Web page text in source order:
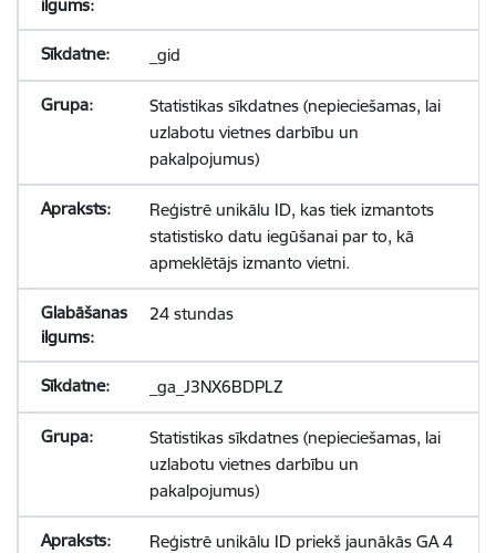
_gid
Statistikas sīkdatnes (nepieciešamas, lai
uzlabotu vietnes darbību un
pakalpojumus)
Reģistrē unikālu ID, kas tiek izmantots
statistisko datu iegūšanai par to, kā
apmeklētājs izmanto vietni.
24 stundas
_ga_J3NX6BDPLZ
Statistikas sīkdatnes (nepieciešamas, lai
uzlabotu vietnes darbību un
pakalpojumus)
Reģistrē unikālu ID priekš jaunākās GA 4